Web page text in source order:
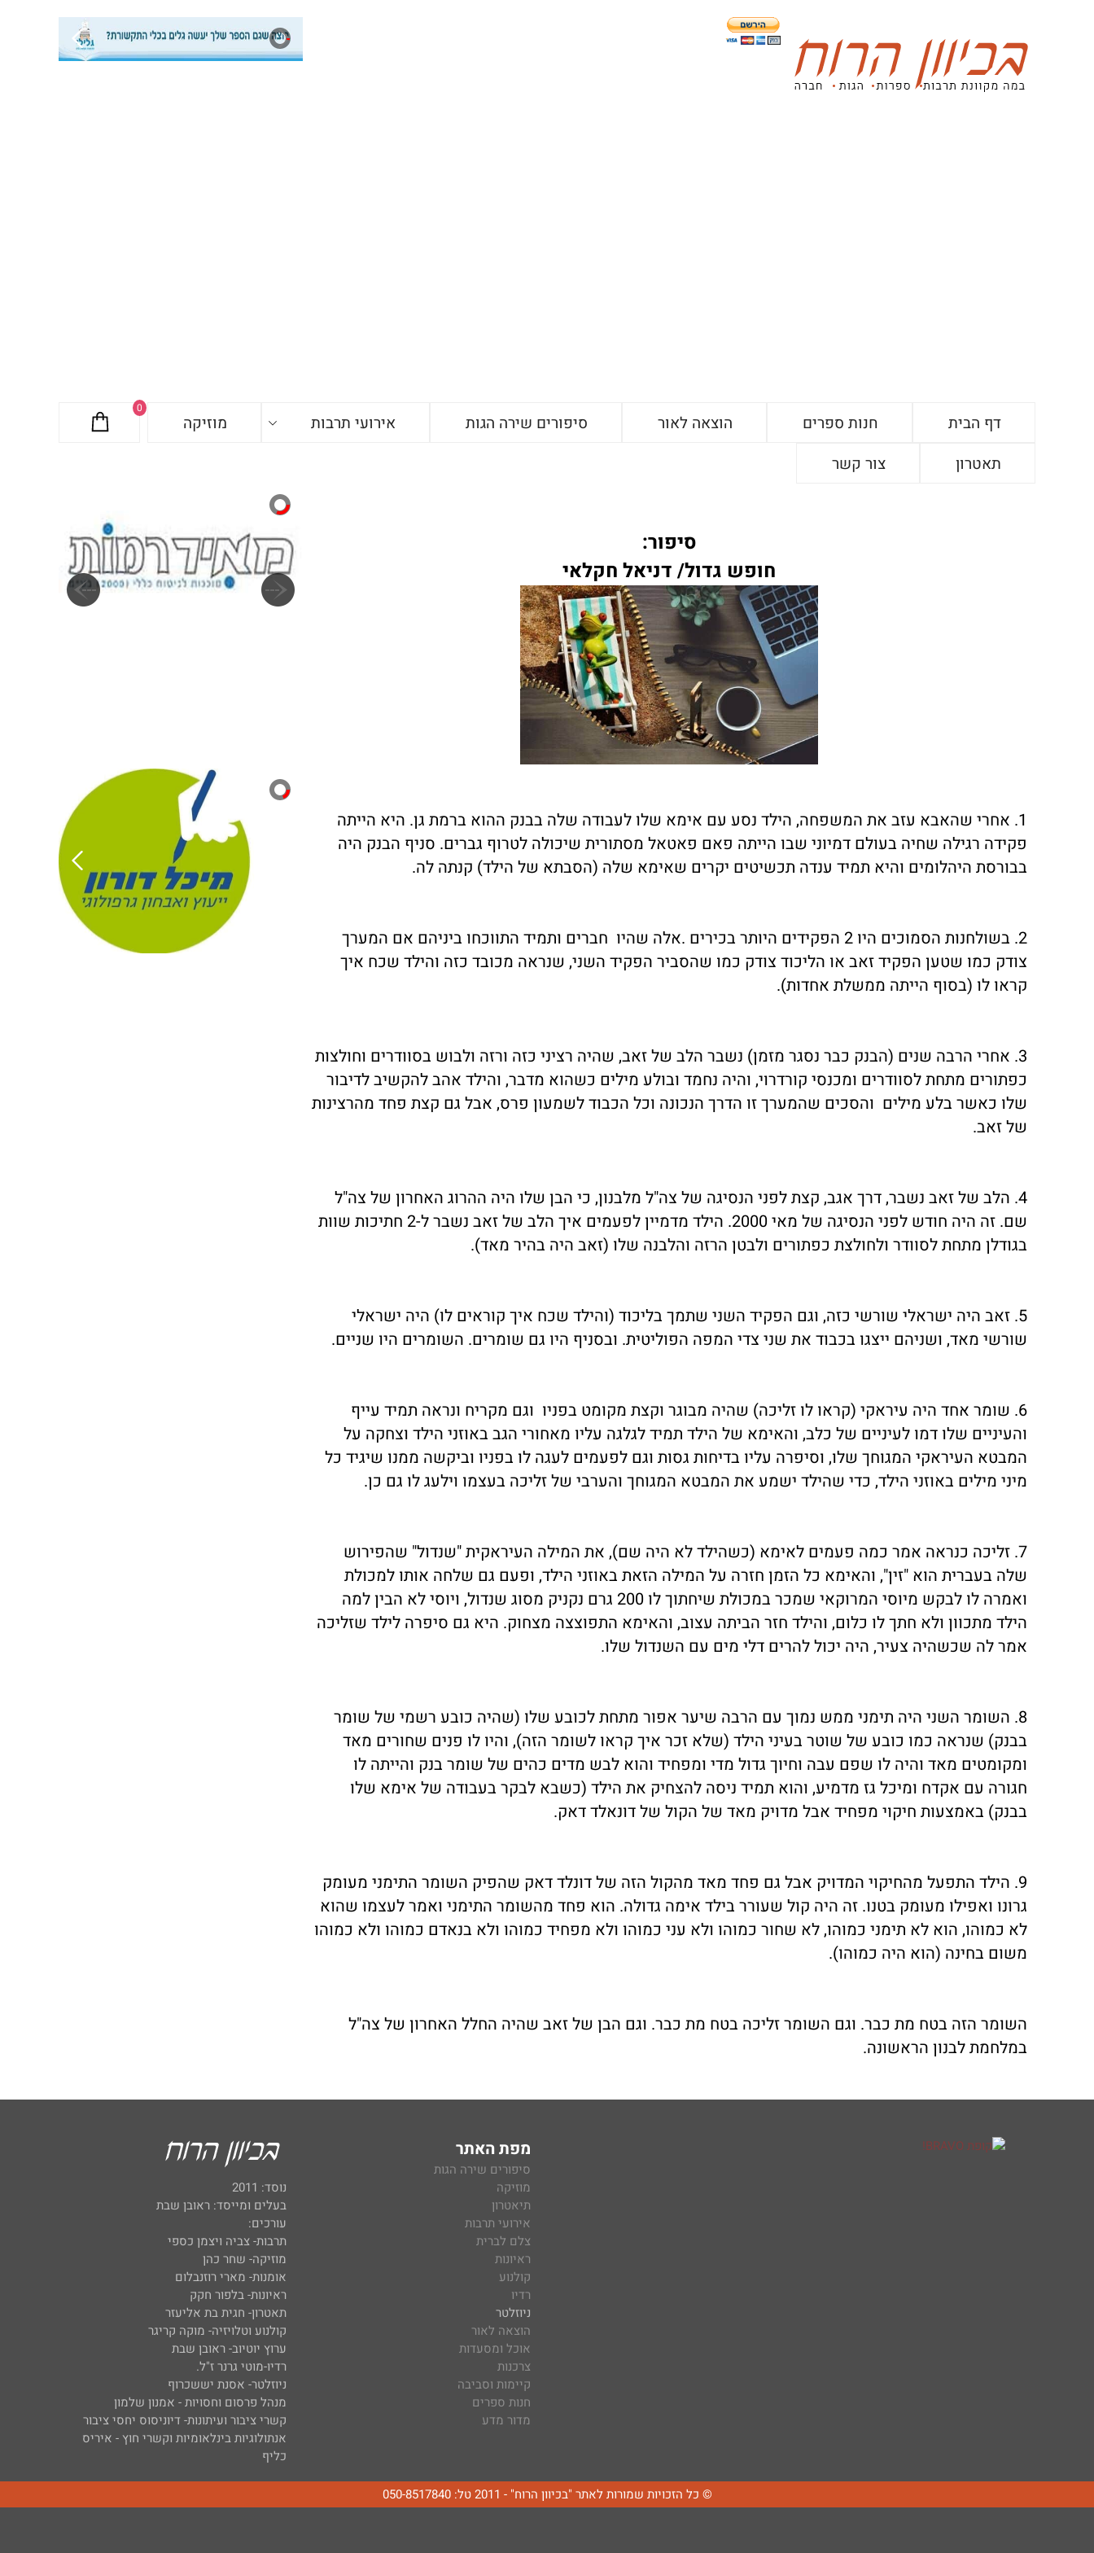
0
דף הבית חנות ספרים הוצאה לאור סיפורים שירה הגות אירועי תרבות
מוזיקה
תאטרון
צור קשר
סיפור:
חופש גדול/ דניאל חקלאי
1. אחרי שהאבא עזב את המשפחה, הילד נסע עם אימא שלו לעבודה שלה בבנק ההוא ברמת גן. היא הייתה
פקידה רגילה שחיה בעולם דמיוני שבו הייתה פאם פאטאל מסתורית שיכולה לטרוף גברים. סניף הבנק היה
בבורסת היהלומים והיא תמיד ענדה תכשיטים יקרים שאימא שלה (הסבתא של הילד) קנתה לה.
2. בשולחנות הסמוכים היו 2 הפקידים היותר בכירים .אלה שהיו חברים ותמיד התווכחו ביניהם אם המערך
צודק כמו שטען הפקיד זאב או הליכוד צודק כמו שהסביר הפקיד השני, שנראה מכובד כזה והילד שכח איך
קראו לו (בסוף הייתה ממשלת אחדות).
3. אחרי הרבה שנים (הבנק כבר נסגר מזמן) נשבר הלב של זאב, שהיה רציני כזה ורזה ולבוש בסוודרים וחולצות
כפתורים מתחת לסוודרים ומכנסי קורדרוי, והיה נחמד ובולע מילים כשהוא מדבר, והילד אהב להקשיב לדיבור
שלו כאשר בלע מילים והסכים שהמערך זו הדרך הנכונה וכל הכבוד לשמעון פרס, אבל גם קצת פחד מהרצינות
של זאב.
4. הלב של זאב נשבר, דרך אגב, קצת לפני הנסיגה של צה"ל מלבנון, כי הבן שלו היה ההרוג האחרון של צה"ל
שם. זה היה חודש לפני הנסיגה של מאי 2000. הילד מדמיין לפעמים איך הלב של זאב נשבר ל-2 חתיכות שוות
בגודלן מתחת לסוודר ולחולצת כפתורים ולבטן הרזה והלבנה שלו (זאב היה בהיר מאד).
5. זאב היה ישראלי שורשי כזה, וגם הפקיד השני שתמך בליכוד (והילד שכח איך קוראים לו) היה ישראלי
שורשי מאד, ושניהם ייצגו בכבוד את שני צדי המפה הפוליטית. ובסניף היו גם שומרים. השומרים היו שניים.
6. שומר אחד היה עיראקי (קראו לו זליכה) שהיה מבוגר וקצת מקומט בפניו וגם מקריח ונראה תמיד עייף
והעיניים שלו דמו לעיניים של כלב, והאימא של הילד תמיד לגלגה עליו מאחורי הגב באוזני הילד וצחקה על
המבטא העיראקי המגוחך שלו, וסיפרה עליו בדיחות גסות וגם לפעמים לעגה לו בפניו וביקשה ממנו שיגיד כל
מיני מילים באוזני הילד, כדי שהילד ישמע את המבטא המגוחך והערבי של זליכה בעצמו וילעג לו גם כן.
7. זליכה כנראה אמר כמה פעמים לאימא (כשהילד לא היה שם), את המילה העיראקית "שנדול" שהפירוש
שלה בעברית הוא "זין", והאימא כל הזמן חזרה על המילה הזאת באוזני הילד, ופעם גם שלחה אותו למכולת
ואמרה לו לבקש מיוסי המרוקאי שמכר במכולת שיחתוך לו 200 גרם נקניק מסוג שנדול, ויוסי לא הבין למה
הילד מתכוון ולא חתך לו כלום, והילד חזר הביתה עצוב, והאימא התפוצצה מצחוק. היא גם סיפרה לילד שזליכה
אמר לה שכשהיה צעיר, היה יכול להרים דלי מים עם השנדול שלו.
8. השומר השני היה תימני ממש נמוך עם הרבה שיער אפור מתחת לכובע שלו (שהיה כובע רשמי של שומר
בבנק) שנראה כמו כובע של שוטר בעיני הילד (שלא זכר איך קראו לשומר הזה), והיו לו פנים שחורים מאד
ומקומטים מאד והיה לו שפם עבה וחיוך גדול מדי ומפחיד והוא לבש מדים כהים של שומר בנק והייתה לו
חגורה עם אקדח ומיכל גז מדמיע, והוא תמיד ניסה להצחיק את הילד (כשבא לבקר בעבודה של אימא שלו
בבנק) באמצעות חיקוי מפחיד אבל מדויק מאד של הקול של דונאלד דאק.
9. הילד התפעל מהחיקוי המדויק אבל גם פחד מאד מהקול הזה של דונלד דאק שהפיק השומר התימני מעומק
גרונו ואפילו מעומק בטנו. זה היה קול שעורר בילד אימה גדולה. הוא פחד מהשומר התימני ואמר לעצמו שהוא
לא כמוהו, הוא לא תימני כמוהו, לא שחור כמוהו ולא עני כמוהו ולא מפחיד כמוהו ולא בנאדם כמוהו ולא כמוהו
משום בחינה (הוא היה כמוהו).
השומר הזה בטח מת כבר. וגם השומר זליכה בטח מת כבר. וגם הבן של זאב שהיה החלל האחרון של צה"ל
במלחמת לבנון הראשונה.
מפת האתר
סיפורים שירה הגות
מוזיקה
תיאטרון
אירועי תרבות
צלם לברית
ראיונות
קולנוע
רדיו
ניוזלטר
הוצאה לאור
אוכל ומסעדות
צרכנות
קיימות וסביבה
חנות ספרים
מדור מדע
נוסד: 2011
בעלים ומייסד: ראובן שבת
עורכים:
תרבות- צביה ויצמן כספי
מוזיקה- שחר כהן
אומנות- מארי רוזנבלום
ראיונות- בלפור חקק
תאטרון- חגית בת אליעזר
קולנוע וטלויזיה- מוקה קריגר
ערוץ יוטיוב- ראובן שבת
רדיו-מוטי גרנר ז"ל.
ניוזלטר- אסנת יששכרוף
מנהל פרסום וחסויות - אמנון שלמון
קשרי ציבור ועיתונות- דיוניסוס יחסי ציבור
אנתולוגיות בינלאומיות וקשרי חוץ - איריס
כליף
© כל הזכויות שמורות לאתר "בכיוון הרוח" - 2011 טל: 050-8517840